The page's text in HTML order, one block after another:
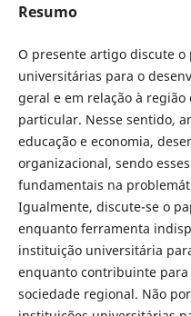
Resumo
O presente artigo discute
universitárias para o
geral e em relação à
particular. Nesse sentido,
educação e economia,
organizacional, sendo
fundamentais na
Igualmente, discute-se o
enquanto ferramenta
instituição universitária
enquanto contribuinte para
sociedade regional. Não